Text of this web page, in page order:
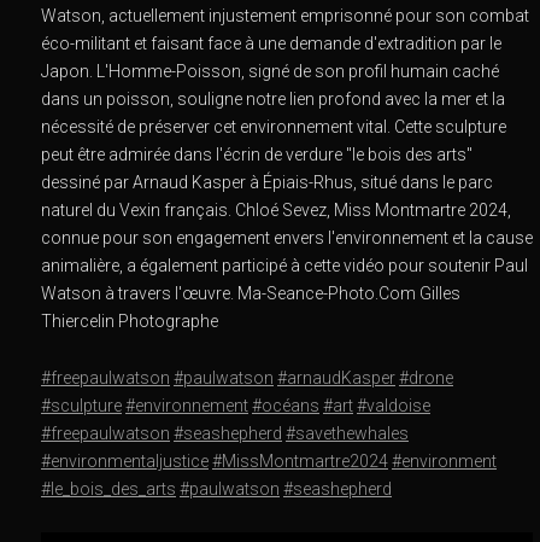
Watson, actuellement injustement emprisonné pour son combat
éco-militant et faisant face à une demande d'extradition par le
Japon. L'Homme-Poisson, signé de son profil humain caché
dans un poisson, souligne notre lien profond avec la mer et la
nécessité de préserver cet environnement vital. Cette sculpture
peut être admirée dans l'écrin de verdure "le bois des arts"
dessiné par Arnaud Kasper à Épiais-Rhus, situé dans le parc
naturel du Vexin français. Chloé Sevez, Miss Montmartre 2024,
connue pour son engagement envers l'environnement et la cause
animalière, a également participé à cette vidéo pour soutenir Paul
Watson à travers l'œuvre. Ma-Seance-Photo.Com Gilles
Thiercelin Photographe
#freepaulwatson #paulwatson #arnaudKasper#drone
#sculpture#environnement#océans #art#valdoise
#freepaulwatson #seashepherd #savethewhales
#environmentaljustice#MissMontmartre2024#environment
#le_bois_des_arts #paulwatson #seashepherd